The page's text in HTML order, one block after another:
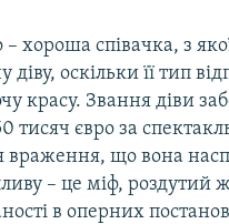
хороша співачка, з
діву, оскільки її тип
красу. Звання діви
тисяч євро за
враження, що вона
– це міф,
в оперних